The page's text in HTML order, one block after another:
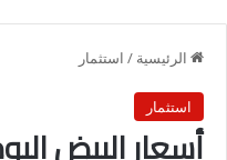
الرئيسية / استثمار
استثمار